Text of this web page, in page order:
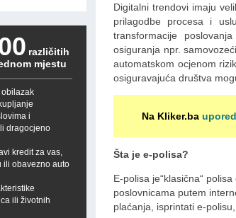
različitih
mjestu
obilazak
i
dragocjeno
kredit za vas,
ili obavezno auto
ili životnih
Digitalni trendovi imaju
prilagodbe procesa i
transformacije
osiguranja npr.
automatskom ocjenom
osiguravajuća društva
Na Kliker.ba
Šta je e-polisa?
E-polisa je“klasična“
poslovnicama putem
plaćanja, isprintati e-